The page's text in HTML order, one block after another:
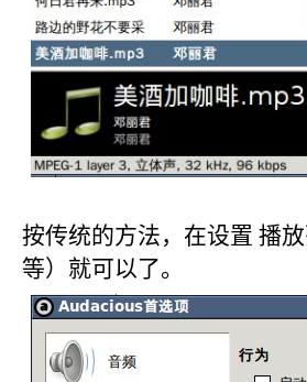
按传统的方法，在设置 播
等）就可以了。